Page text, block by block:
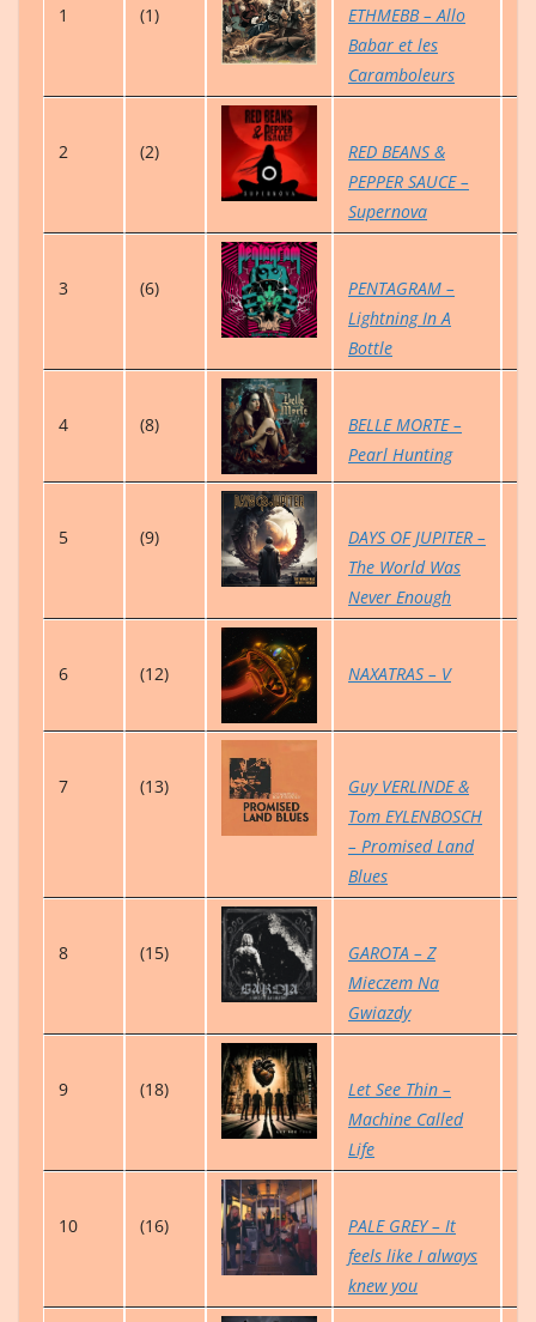
1 (1)
ETHMEBB – Allo
Babar et les
Caramboleurs
2 (2)
RED BEANS &
PEPPER SAUCE –
Supernova
3 (6)
PENTAGRAM –
Lightning In A
Bottle
4 (8)
BELLE MORTE –
Pearl Hunting
5 (9)
DAYS OF JUPITER –
The World Was
Never Enough
6 (12) NAXATRAS – V
7 (13)
Guy VERLINDE &
Tom EYLENBOSCH
– Promised Land
Blues
8 (15)
GAROTA – Z
Mieczem Na
Gwiazdy
9 (18)
Let See Thin –
Machine Called
Life
10 (16)
PALE GREY – It
feels like I always
knew you